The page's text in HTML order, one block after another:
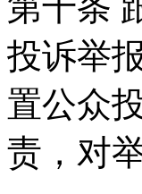
投诉举
置公众
责，对